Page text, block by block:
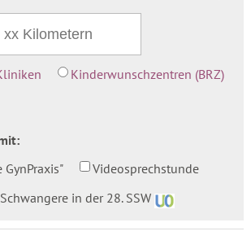
Kinderwunschzentren (BRZ)
GynPraxis"
Videosprechstunde
in der 28. SSW